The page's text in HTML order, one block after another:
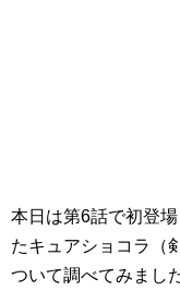
本日は第6話で初登
たキュアショコラ（
ついて調べてみまし